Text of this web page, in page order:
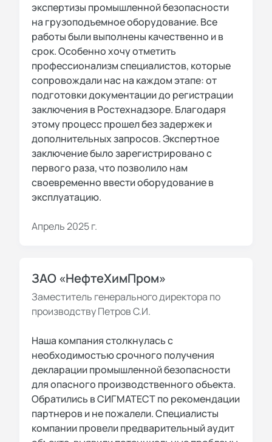
экспертизы промышленной безопасности
на грузоподъемное оборудование. Все
работы были выполнены качественно и в
срок. Особенно хочу отметить
профессионализм специалистов, которые
сопровождали нас на каждом этапе: от
подготовки документации до регистрации
заключения в Ростехнадзоре. Благодаря
этому процесс прошел без задержек и
дополнительных запросов. Экспертное
заключение было зарегистрировано с
первого раза, что позволило нам
своевременно ввести оборудование в
эксплуатацию.
Апрель 2025 г.
ЗАО «НефтеХимПром»
Заместитель генерального директора по
производству Петров С.И.
Наша компания столкнулась с
необходимостью срочного получения
декларации промышленной безопасности
для опасного производственного объекта.
Обратились в СИГМАТЕСТ по рекомендации
партнеров и не пожалели. Специалисты
компании провели предварительный аудит